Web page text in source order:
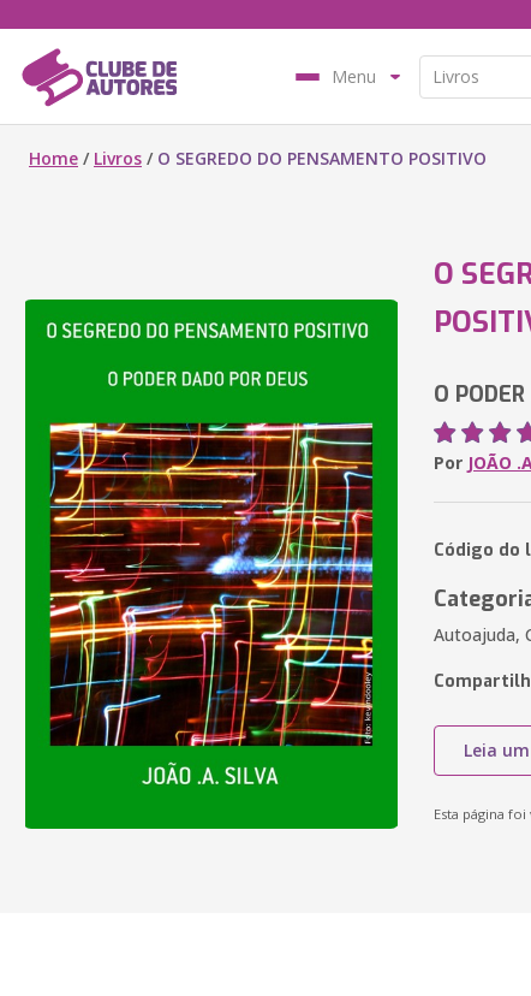
Menu
Home / Livros / O SEGREDO DO PENSAMENTO POSITIVO
O
O
Por JOÃO
Código do
Autoajuda,
Leia
Esta página foi